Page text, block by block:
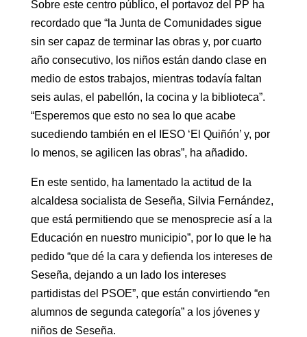
Sobre este centro público, el portavoz del PP ha
recordado que “la Junta de Comunidades sigue
sin ser capaz de terminar las obras y, por cuarto
año consecutivo, los niños están dando clase en
medio de estos trabajos, mientras todavía faltan
seis aulas, el pabellón, la cocina y la biblioteca”.
“Esperemos que esto no sea lo que acabe
sucediendo también en el IESO ‘El Quiñón’ y, por
lo menos, se agilicen las obras”, ha añadido.
En este sentido, ha lamentado la actitud de la
alcaldesa socialista de Seseña, Silvia Fernández,
que está permitiendo que se menosprecie así a la
Educación en nuestro municipio”, por lo que le ha
pedido “que dé la cara y defienda los intereses de
Seseña, dejando a un lado los intereses
partidistas del PSOE”, que están convirtiendo “en
alumnos de segunda categoría” a los jóvenes y
niños de Seseña.